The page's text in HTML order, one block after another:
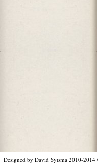
Designed by David Sytsma 2010-2014 /